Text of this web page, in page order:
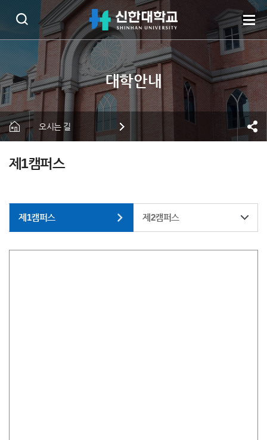
오시는 길
제1캠퍼스
제1캠퍼스 제2캠퍼스